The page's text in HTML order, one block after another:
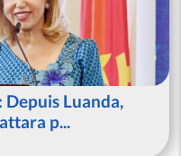
Luanda,
p...